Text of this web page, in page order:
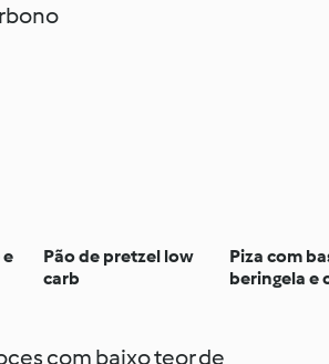
Pão de pretzel low
carb
Piza com
beringela e
com baixo teor de